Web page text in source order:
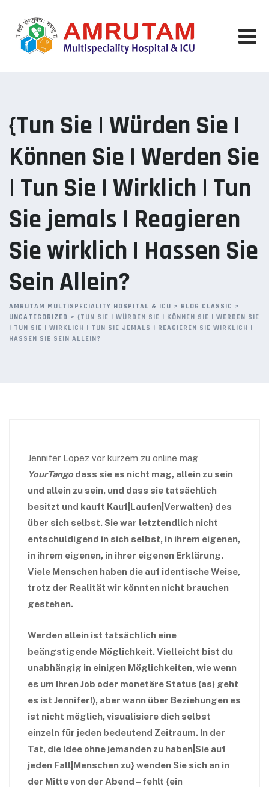
content
{Tun Sie | Würden Sie |
Können Sie | Werden Sie
| Tun Sie | Wirklich | Tun
Sie jemals | Reagieren
Sie wirklich | Hassen Sie
Sein Allein?
AMRUTAM MULTISPECIALITY HOSPITAL & ICU > BLOG CLASSIC >
UNCATEGORIZED > {TUN SIE | WÜRDEN SIE | KÖNNEN SIE | WERDEN SIE
| TUN SIE | WIRKLICH | TUN SIE JEMALS | REAGIEREN SIE WIRKLICH |
HASSEN SIE SEIN ALLEIN?
Jennifer Lopez vor kurzem zu online mag
YourTango dass sie es nicht mag, allein zu sein
und allein zu sein, und dass sie tatsächlich
besitzt und kauft Kauf|Laufen|Verwalten} des
über sich selbst. Sie war letztendlich nicht
entschuldigend in sich selbst, in ihrem eigenen,
in ihrem eigenen, in ihrer eigenen Erklärung.
Viele Menschen haben die auf identische Weise,
trotz der Realität wir könnten nicht brauchen
gestehen.
Werden allein ist tatsächlich eine
beängstigende Möglichkeit. Vielleicht bist du
unabhängig in einigen Möglichkeiten, wie wenn
es um Ihren Job oder monetäre Status (as) geht
es ist Jennifer!), aber wann über Beziehungen es
ist nicht möglich, visualisiere dich selbst
einzeln für jeden bedeutend Zeitraum. In der
Tat, die Idee ohne jemanden zu haben|Sie auf
jeden Fall|Menschen zu} wenden Sie sich an in
der Mitte von der Abend – fehlt {ein